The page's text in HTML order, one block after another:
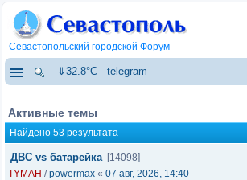
Севастопольский городской Форум
⇓32.8°C telegram
Активные темы
Найдено 53 результата
ДВС vs батарейка [14098]
TYMAH /powermax « 07 авг, 2026, 14:40